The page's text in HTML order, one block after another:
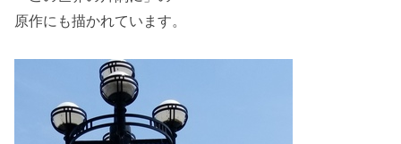
原作にも描かれています。